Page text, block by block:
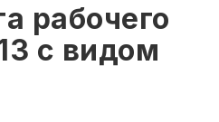
рабочего
с видом